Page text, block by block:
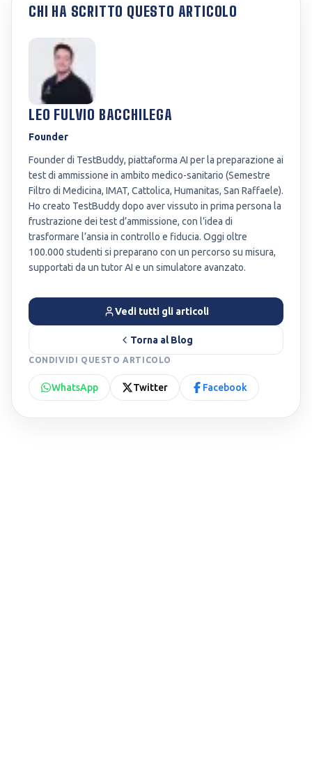
CHI HA SCRITTO QUESTO ARTICOLO
LEO FULVIO BACCHILEGA
Founder
Founder di TestBuddy, piattaforma AI per la preparazione ai
test di ammissione in ambito medico-sanitario (Semestre
Filtro di Medicina, IMAT, Cattolica, Humanitas, San Raffaele).
Ho creato TestBuddy dopo aver vissuto in prima persona la
frustrazione dei test d’ammissione, con l’idea di
trasformare l’ansia in controllo e fiducia. Oggi oltre
100.000 studenti si preparano con un percorso su misura,
supportati da un tutor AI e un simulatore avanzato.
Vedi tutti gli articoli
Torna al Blog
CONDIVIDI QUESTO ARTICOLO
WhatsApp Twitter Facebook